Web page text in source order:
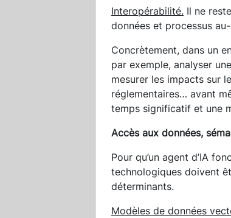
Interopérabilité. Il ne
données et processus
Concrètement, dans un
par exemple, analyser
mesurer les impacts sur
réglementaires… avant
temps significatif et une
Accès aux données,
Pour qu’un agent d’IA
technologiques doivent
déterminants.
Modèles de données